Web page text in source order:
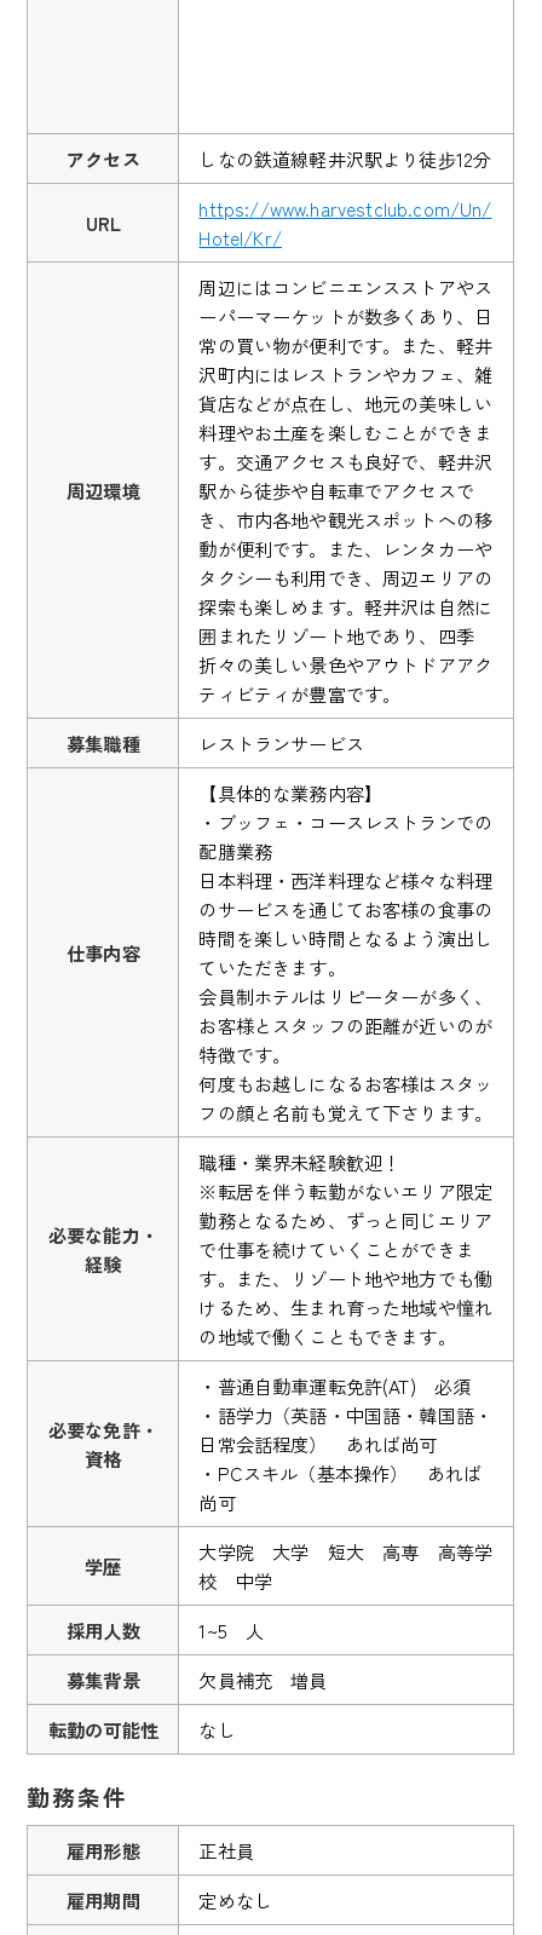
アクセス しなの鉄道線軽井沢駅より徒步12分
URL
https://www.harvestclub.com/Un/
Hotel/Kr/
周辺環境
周辺にはコンビニエンスストアやス
ーパーマーケットが数多くあり、日
常の買い物が便利です。また、軽井
沢町内にはレストランやカフェ、雑
貨店などが点在し、地元の美味しい
料理やお土産を楽しむことができま
す。交通アクセスも良好で、軽井沢
駅から徒歩や自転車でアクセスで
き、市内各地や観光スポットへの移
動が便利です。また、レンタカーや
タクシーも利用でき、周辺エリアの
探索も楽しめます。軽井沢は自然に
囲まれたリゾート地であり、四季
折々の美しい景色やアウトドアアク
ティビティが豊富です。
募集職種
レストランサービス
仕事内容
【具体的な業務内容】
・ブッフェ・コースレストランでの
配膳業務
日本料理・西洋料理など様々な料理
のサービスを通じてお客様の食事の
時間を楽しい時間となるよう演出し
ていただきます。
会員制ホテルはリピーターが多く、
お客様とスタッフの距離が近いのが
特徴です。
何度もお越しになるお客様はスタッ
フの顔と名前も覚えて下さります。
必要な能力・
経験
職種・業界未経験歓迎！
※転居を伴う転勤がないエリア限定
勤務となるため、ずっと同じエリア
で仕事を続けていくことができま
す。また、リゾート地や地方でも働
けるため、生まれ育った地域や憧れ
の地域で働くこともできます。
必要な免許・
資格
・普通自動車運転免許(AT) 必須
・語学力（英語・中国語・韓国語・
日常会話程度） あれば尚可
・PCスキル（基本操作） あれば
尚可
学歴
大学院 大学 短大 高専 高等学
校 中学
採用人数
1~5 人
募集背景
欠員補充 増員
転勤の可能性
なし
勤務条件
雇用形態
正社員
雇用期間
定めなし